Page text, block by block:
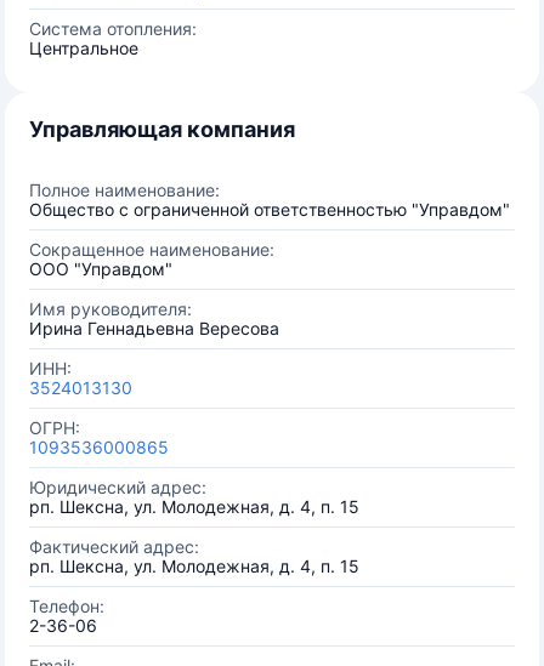
Система отопления:
Центральное
Управляющая компания
Полное наименование:
Общество с ограниченной ответственностью "Управдом"
Сокращенное наименование:
ООО "Управдом"
Имя руководителя:
Ирина Геннадьевна Вересова
ИНН:
3524013130
ОГРН:
1093536000865
Юридический адрес:
рп. Шексна, ул. Молодежная, д. 4, п. 15
Фактический адрес:
рп. Шексна, ул. Молодежная, д. 4, п. 15
Телефон:
2-36-06